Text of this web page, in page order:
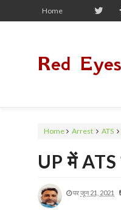
Home
Red
Home Arrest ATS
UP में
परजून 21, 2021